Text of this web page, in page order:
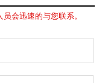
会迅速的与您联系。